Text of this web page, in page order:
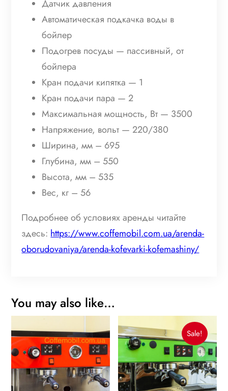
Датчик давления
Автоматическая подкачка воды в
бойлер
Подогрев посуды — пассивный, от
бойлера
Кран подачи кипятка — 1
Кран подачи пара — 2
Максимальная мощность, Вт — 3500
Напряжение, вольт — 220/380
Ширина, мм – 695
Глубина, мм – 550
Высота, мм – 535
Вес, кг – 56
Подробнее об условиях аренды читайте
здесь: https://www.coffemobil.com.ua/arenda-
oborudovaniya/arenda-kofevarki-kofemashiny/
You may also like…
Sale!